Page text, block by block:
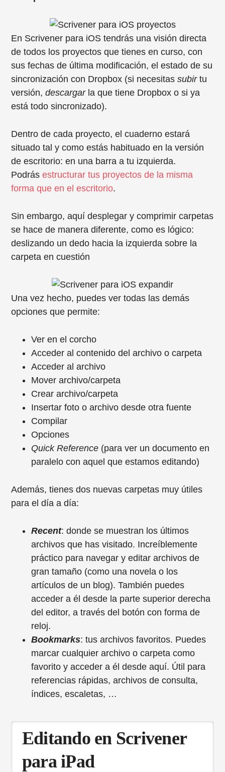
En Scrivener para iOS tendrás una visión directa
de todos los proyectos que tienes en curso, con
sus fechas de última modificación, el estado de su
sincronización con Dropbox (si necesitassubirtu
versión,descargarla que tiene Dropbox o si ya
está todo sincronizado).
Dentro de cada proyecto, el cuaderno estará
situado tal y como estás habituado en la versión
de escritorio: en una barra a tu izquierda.
Podrásestructurar tus proyectos de la misma
forma que en el escritorio.
Sin embargo, aquí desplegar y comprimir carpetas
se hace de manera diferente, como es lógico:
deslizando un dedo hacia la izquierda sobre la
carpeta en cuestión
Una vez hecho, puedes ver todas las demás
opciones que permite:
Ver en el corcho
Acceder al contenido del archivo o carpeta
Acceder al archivo
Mover archivo/carpeta
Crear archivo/carpeta
Insertar foto o archivo desde otra fuente
Compilar
Opciones
Quick Reference (para ver un documento en
paralelo con aquel que estamos editando)
Además, tienes dos nuevas carpetas muy útiles
para el día a día:
Recent: donde se muestran los últimos
archivos que has visitado. Increíblemente
práctico para navegar y editar archivos de
gran tamaño (como una novela o los
artículos de un blog). También puedes
acceder a él desde la parte superior derecha
del editor, a través del botón con forma de
reloj.
Bookmarks: tus archivos favoritos. Puedes
marcar cualquier archivo o carpeta como
favorito y acceder a él desde aquí. Útil para
referencias rápidas, archivos de consulta,
índices, escaletas, …
Editando en Scrivener
para iPad